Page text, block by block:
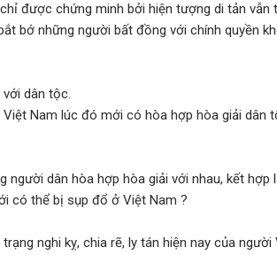
được chứng minh bởi hiện tượng di tản vẫn
bớ những người bất đồng với chính quyền
dân tộc.
Nam lúc đó mới có hòa hợp hòa giải dân
dân hòa hợp hòa giải với nhau, kết hợp
có thể bị sụp đổ ở Việt Nam ?
nghi kỵ, chia rẽ, ly tán hiện nay của người